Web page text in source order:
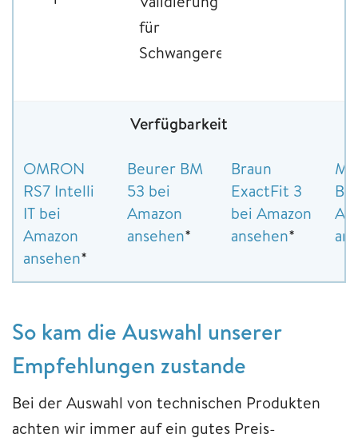
für
Schwangere
Verfügbarkeit
OMRON
RS7 Intelli
IT bei
Amazon
ansehen*
Beurer BM
53 bei
Amazon
ansehen*
Braun
ExactFit 3
bei Amazon
ansehen*
So kam die Auswahl unserer
Empfehlungen zustande
Bei der Auswahl von technischen Produkten
achten wir immer auf ein gutes Preis-